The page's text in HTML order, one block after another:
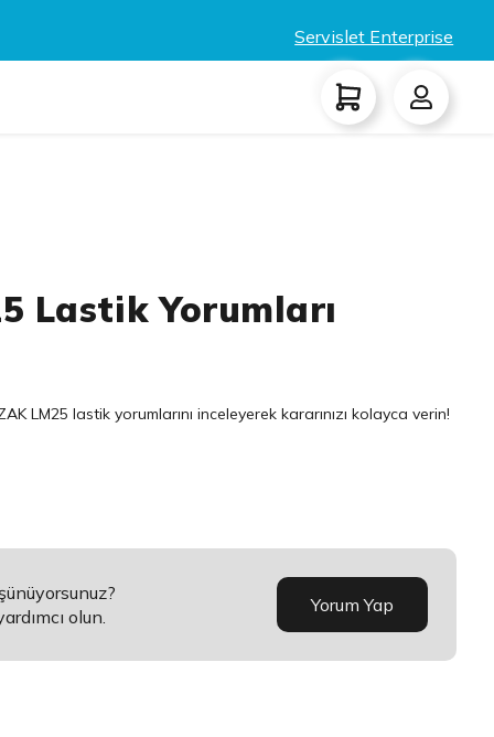
Servislet Enterprise
Lastik Yorumları
LM25 lastik yorumlarını inceleyerek kararınızı kolayca verin!
olun.
Yorum Yap